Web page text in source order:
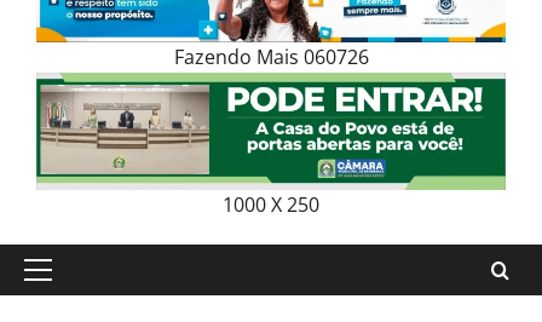
Fazendo Mais 060726
1000 X 250
Primary